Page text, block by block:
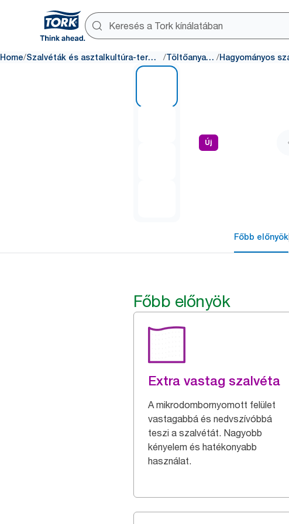
Home/ Szalvéták és asztalkultúra-termékek / Töltőanyagok /
Új
1 of 4
Főbb előnyök
Főbb előnyök
Extra vastag szalvéta
A mikrodombornyomott felület
vastagabbá és nedvszívóbbá
teszi a szalvétát. Nagyobb
kényelem és hatékonyabb
használat.